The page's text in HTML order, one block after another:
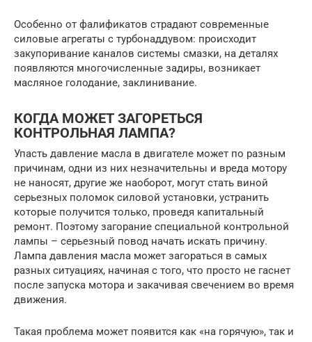
Особенно от фалификатов страдают современные
силовые агрегаты с турбонаддувом: происходит
закупоривание каналов системы смазки, на деталях
появляются многочисленные задиры, возникает
масляное голодание, заклинивание.
КОГДА МОЖЕТ ЗАГОРЕТЬСЯ
КОНТРОЛЬНАЯ ЛАМПА?
Упасть давление масла в двигателе может по разным
причинам, одни из них незначительны и вреда мотору
не наносят, другие же наоборот, могут стать виной
серьезных поломок силовой установки, устранить
которые получится только, проведя капитальный
ремонт. Поэтому загорание специальной контрольной
лампы – серьезный повод начать искать причину.
Лампа давления масла может загораться в самых
разных ситуациях, начиная с того, что просто не гаснет
после запуска мотора и закачивая свечением во время
движения.
Такая проблема может появится как «на горячую», так и